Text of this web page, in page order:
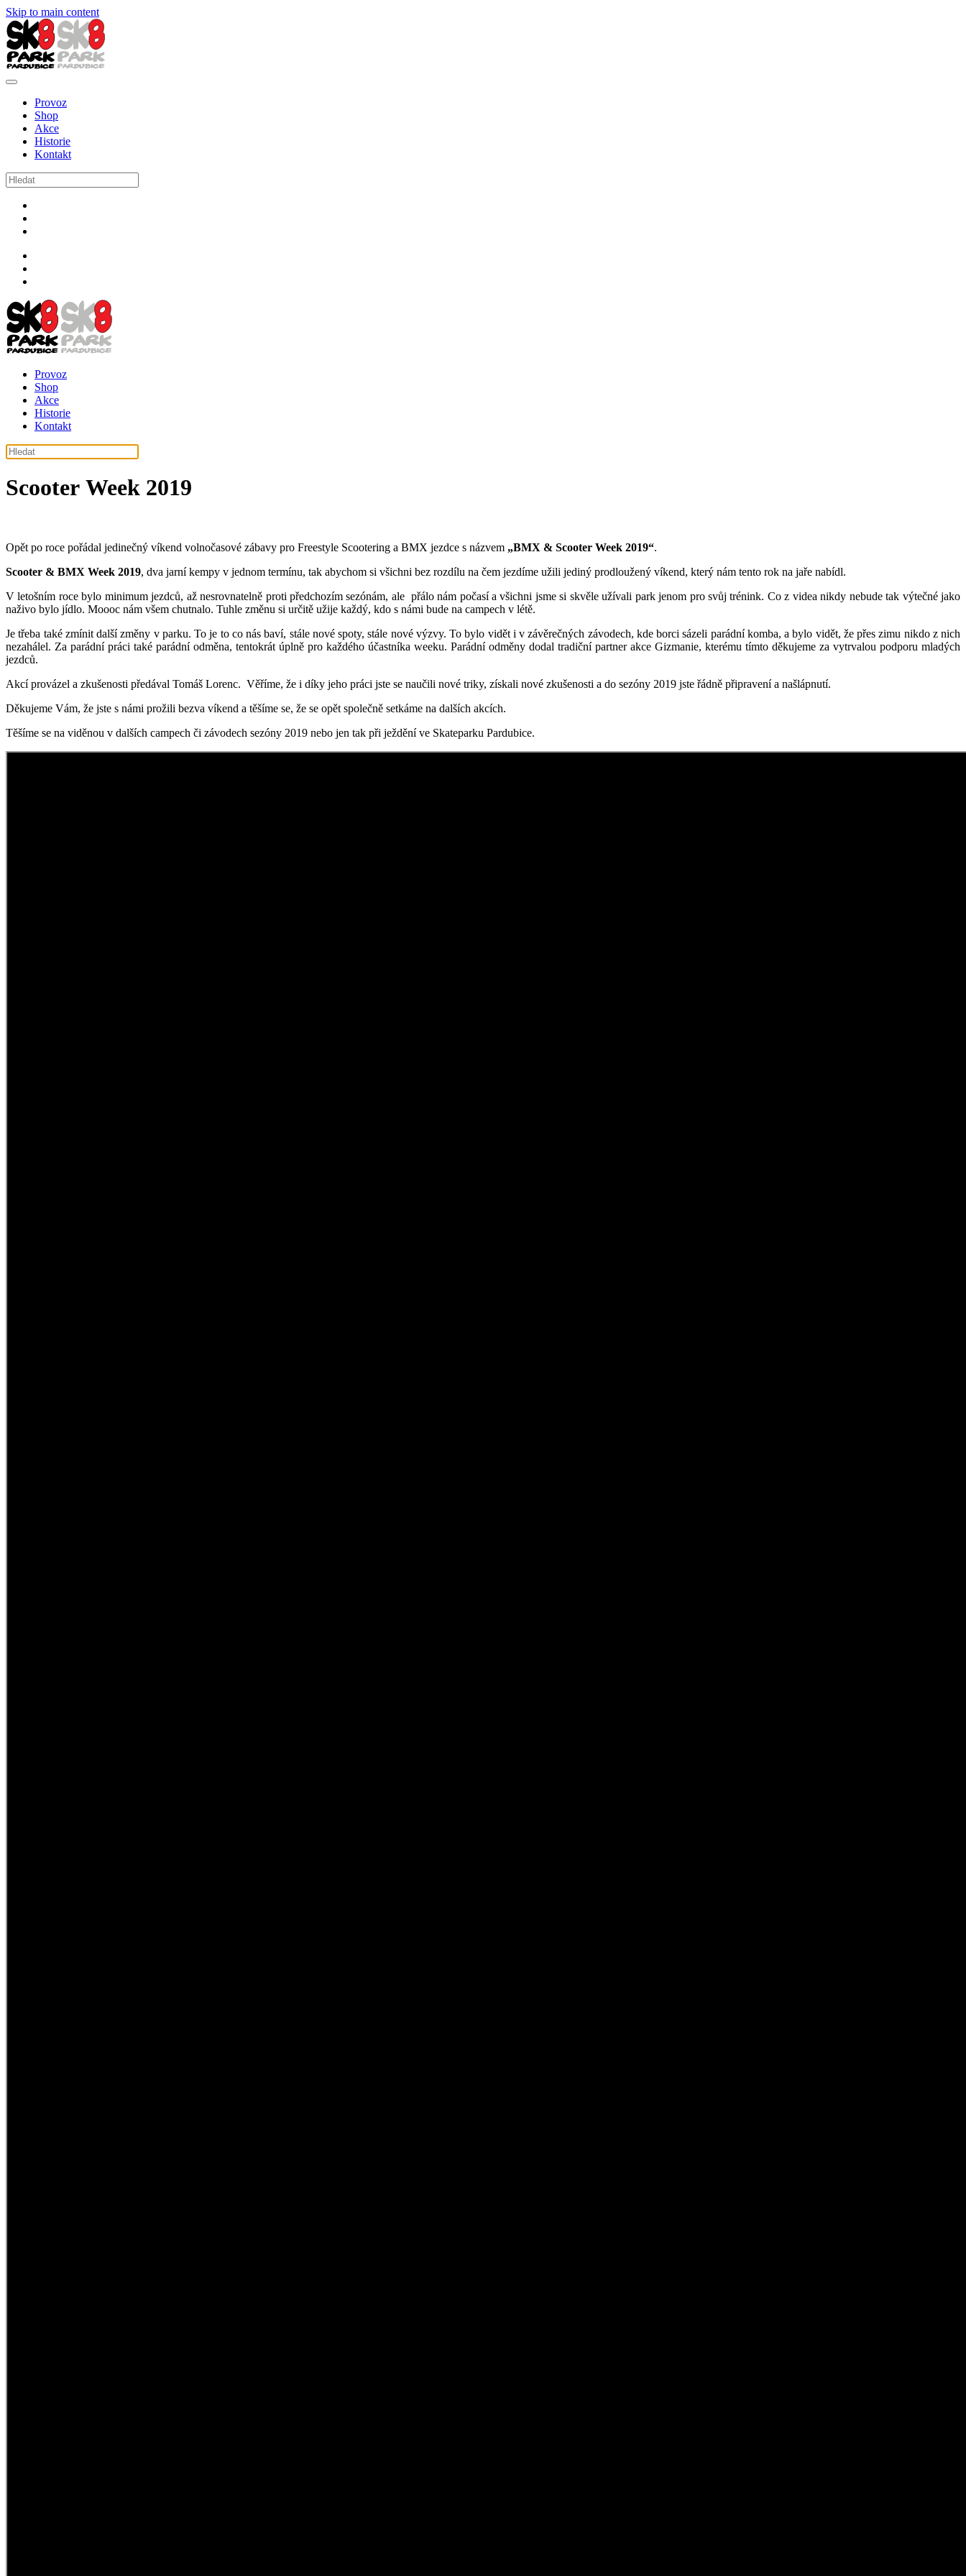
Skip to main content
Provoz
Shop
Akce
Historie
Kontakt
Provoz
Shop
Akce
Historie
Kontakt
Scooter Week 2019
Opět po roce pořádal jedinečný víkend volnočasové zábavy pro Freestyle Scootering a BMX jezdce s názvem „BMX & Scooter Week 2019“.
Scooter & BMX Week 2019, dva jarní kempy v jednom termínu, tak abychom si všichni bez rozdílu na čem jezdíme užili jediný prodloužený víkend, který nám tento rok na jaře nabídl.
V letošním roce bylo minimum jezdců, až nesrovnatelně proti předchozím sezónám, ale přálo nám počasí a všichni jsme si skvěle užívali park jenom pro svůj trénink. Co z videa nikdy nebude tak výtečné jako
naživo bylo jídlo. Moooc nám všem chutnalo. Tuhle změnu si určitě užije každý, kdo s námi bude na campech v létě.
Je třeba také zmínit další změny v parku. To je to co nás baví, stále nové spoty, stále nové výzvy. To bylo vidět i v závěrečných závodech, kde borci sázeli parádní komba, a bylo vidět, že přes zimu nikdo z nich
nezahálel. Za parádní práci také parádní odměna, tentokrát úplně pro každého účastníka weeku. Parádní odměny dodal tradiční partner akce Gizmanie, kterému tímto děkujeme za vytrvalou podporu mladých
jezdců.
Akcí provázel a zkušenosti předával Tomáš Lorenc. Věříme, že i díky jeho práci jste se naučili nové triky, získali nové zkušenosti a do sezóny 2019 jste řádně připravení a našlápnutí.
Děkujeme Vám, že jste s námi prožili bezva víkend a těšíme se, že se opět společně setkáme na dalších akcích.
Těšíme se na viděnou v dalších campech či závodech sezóny 2019 nebo jen tak při ježdění ve Skateparku Pardubice.